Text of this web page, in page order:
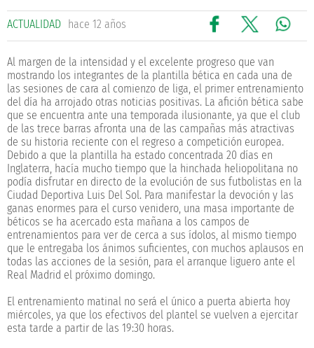
ACTUALIDAD hace 12 años
Al margen de la intensidad y el excelente progreso que van
mostrando los integrantes de la plantilla bética en cada una de
las sesiones de cara al comienzo de liga, el primer entrenamiento
del día ha arrojado otras noticias positivas. La afición bética sabe
que se encuentra ante una temporada ilusionante, ya que el club
de las trece barras afronta una de las campañas más atractivas
de su historia reciente con el regreso a competición europea.
Debido a que la plantilla ha estado concentrada 20 días en
Inglaterra, hacía mucho tiempo que la hinchada heliopolitana no
podía disfrutar en directo de la evolución de sus futbolistas en la
Ciudad Deportiva Luis Del Sol. Para manifestar la devoción y las
ganas enormes para el curso venidero, una masa importante de
béticos se ha acercado esta mañana a los campos de
entrenamientos para ver de cerca a sus ídolos, al mismo tiempo
que le entregaba los ánimos suficientes, con muchos aplausos en
todas las acciones de la sesión, para el arranque liguero ante el
Real Madrid el próximo domingo.
El entrenamiento matinal no será el único a puerta abierta hoy
miércoles, ya que los efectivos del plantel se vuelven a ejercitar
esta tarde a partir de las 19:30 horas.